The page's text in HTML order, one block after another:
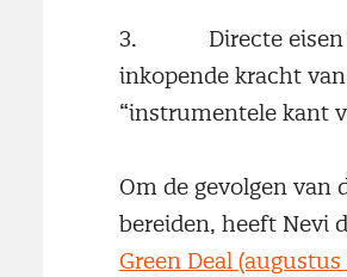
3. Directe eisen
inkopende kracht
“instrumentele kant
Om de gevolgen van
bereiden, heeft Nevi
Green Deal (augustus